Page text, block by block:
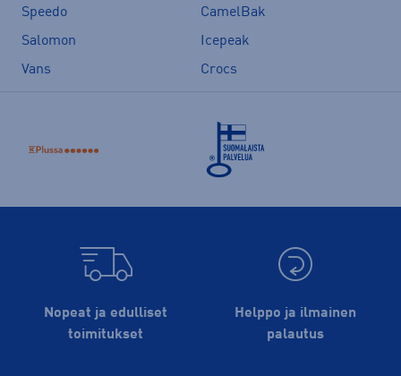
Speedo
CamelBak
Salomon
Icepeak
Vans
Crocs
Nopeat ja edulliset
toimitukset
Helppo ja ilmainen
palautus